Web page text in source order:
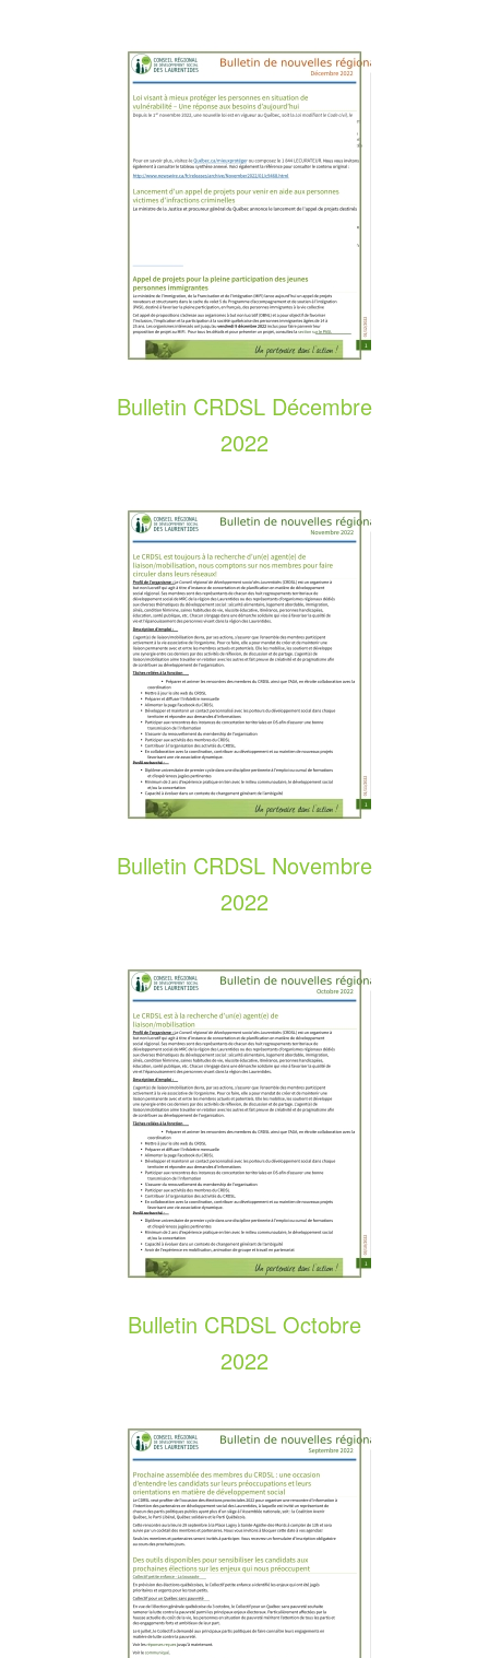
Bulletin CRDSL Décembre
2022
Bulletin CRDSL Novembre
2022
Bulletin CRDSL Octobre
2022